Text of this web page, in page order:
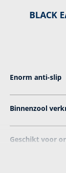
BLACK
Enorm anti-­slip
Binnenzool
Geschikt voor